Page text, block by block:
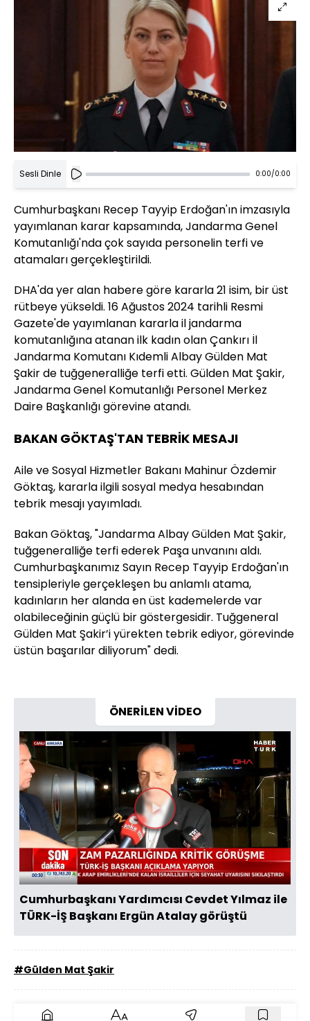
Sesli Dinle 0:00/0:00
Cumhurbaşkanı Recep Tayyip Erdoğan'ın imzasıyla
yayımlanan karar kapsamında, Jandarma Genel
Komutanlığı'nda çok sayıda personelin terfi ve
atamaları gerçekleştirildi.
DHA'da yer alan habere göre kararla 21 isim, bir üst
rütbeye yükseldi. 16 Ağustos 2024 tarihli Resmi
Gazete'de yayımlanan kararla il jandarma
komutanlığına atanan ilk kadın olan Çankırı İl
Jandarma Komutanı Kıdemli Albay Gülden Mat
Şakir de tuğgeneralliğe terfi etti. Gülden Mat Şakir,
Jandarma Genel Komutanlığı Personel Merkez
Daire Başkanlığı görevine atandı.
BAKAN GÖKTAŞ'TAN TEBRİK MESAJI
Aile ve Sosyal Hizmetler Bakanı Mahinur Özdemir
Göktaş, kararla ilgili sosyal medya hesabından
tebrik mesajı yayımladı.
Bakan Göktaş, "Jandarma Albay Gülden Mat Şakir,
tuğgeneralliğe terfi ederek Paşa unvanını aldı.
Cumhurbaşkanımız Sayın Recep Tayyip Erdoğan'ın
tensipleriyle gerçekleşen bu anlamlı atama,
kadınların her alanda en üst kademelerde var
olabileceğinin güçlü bir göstergesidir. Tuğgeneral
Gülden Mat Şakir’i yürekten tebrik ediyor, görevinde
üstün başarılar diliyorum" dedi.
ÖNERİLEN VİDEO
Videoyu
Oynat
Cumhurbaşkanı Yardımcısı Cevdet Yılmaz ile
TÜRK-İŞ Başkanı Ergün Atalay görüştü
#Gülden Mat Şakir